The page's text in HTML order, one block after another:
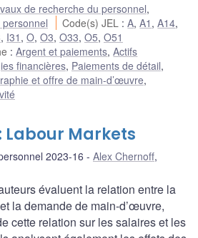
de recherche du personnel,
Code(s) JEL :A,A1 ,A14,
, I31 , O, O3, O33, O5, O51
:Argent et paiements,Actifs
financières, Paiements de détail,
et offre de main-d’œuvre,
Markets
2023-16 Alex Chernoff,
évaluent la relation entre la
la demande de main-d’œuvre,
cette relation sur les salaires et les